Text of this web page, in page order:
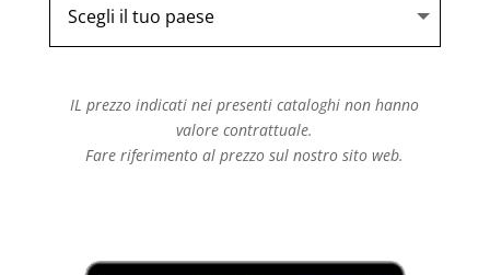
ILprezzo indicati nei presenti cataloghi non hanno
valore contrattuale.
Fare riferimento alprezzo sul nostro sito web.